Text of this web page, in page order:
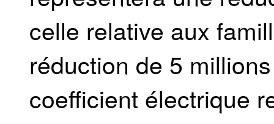
celle relative aux
réduction de 5
coefficient électrique